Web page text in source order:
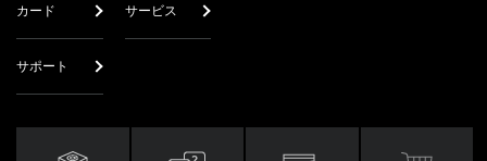
カード サービス
サポート